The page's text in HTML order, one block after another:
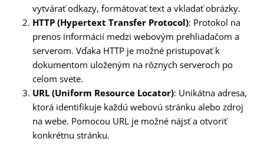
vytvárať odkazy, formátovať text a vkladať obrázky.
HTTP (Hypertext Transfer Protocol): Protokol na
prenos informácií medzi webovým prehliadačom a
serverom. Vďaka HTTP je možné pristupovať k
dokumentom uloženým na rôznych serveroch po
celom svete.
URL (Uniform Resource Locator): Unikátna adresa,
ktorá identifikuje každú webovú stránku alebo zdroj
na webe. Pomocou URL je možné nájsť a otvoriť
konkrétnu stránku.